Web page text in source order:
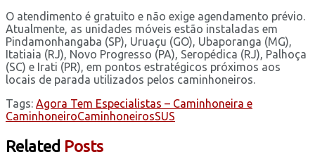
O atendimento é gratuito e não exige agendamento prévio.
Atualmente, as unidades móveis estão instaladas em
Pindamonhangaba (SP), Uruaçu (GO), Ubaporanga (MG),
Itatiaia (RJ), Novo Progresso (PA), Seropédica (RJ), Palhoça
(SC) e Irati (PR), em pontos estratégicos próximos aos
locais de parada utilizados pelos caminhoneiros.
Tags: Agora Tem Especialistas – Caminhoneira e
CaminhoneiroCaminhoneirosSUS
Related Posts